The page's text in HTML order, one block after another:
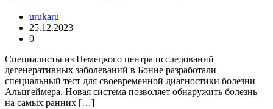
urukaru
25.12.2023
0
Специалисты из Немецкого центра исследований
дегенеративных заболеваний в Бонне разработали
специальный тест для своевременной диагностики болезни
Альцгеймера. Новая система позволяет обнаружить болезнь
на самых ранних […]